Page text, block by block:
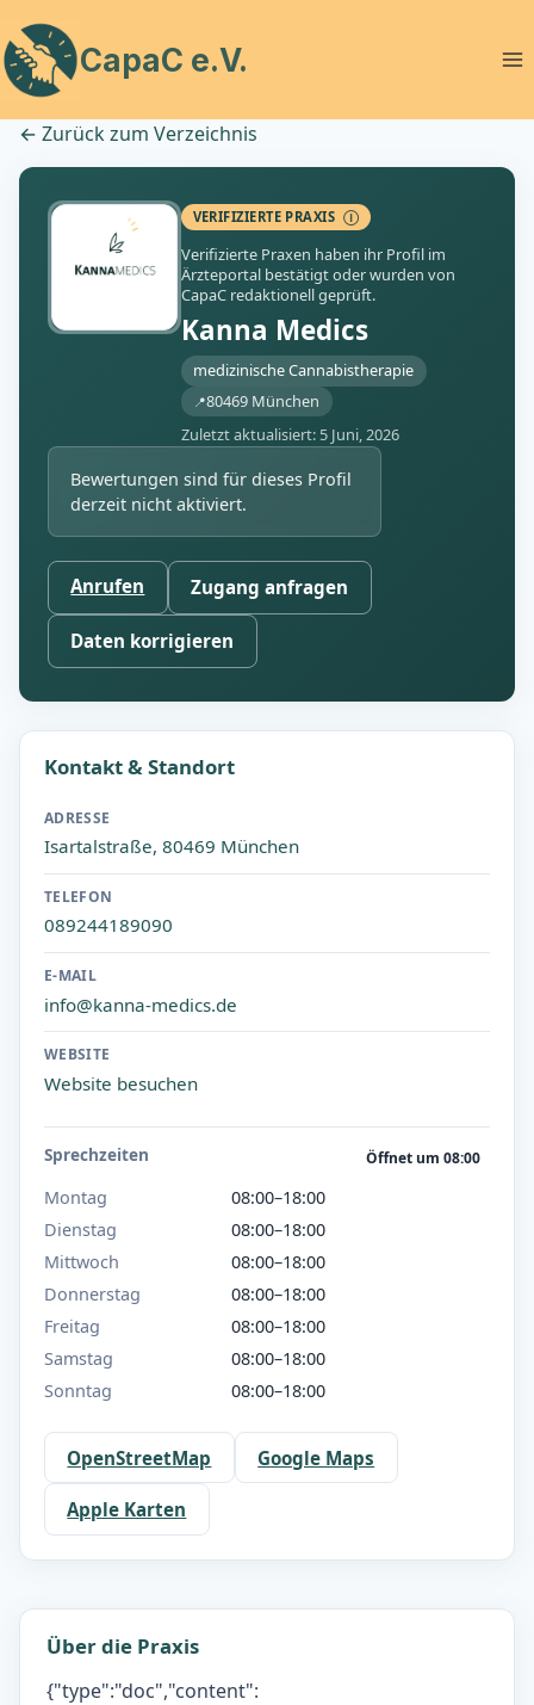
Inhalt
springen
CapaC e.V.
← Zurück zum Verzeichnis
VERIFIZIERTE PRAXIS Ⓘ
Verifizierte Praxen haben ihr Profil im
Ärzteportal bestätigt oder wurden von
CapaC redaktionell geprüft.
Kanna Medics
medizinische Cannabistherapie
80469 München
Zuletzt aktualisiert: 5 Juni, 2026
Bewertungen sind für dieses Profil
derzeit nicht aktiviert.
Anrufen Zugang anfragen
Daten korrigieren
Kontakt & Standort
ADRESSE
Isartalstraße, 80469 München
TELEFON
089244189090
E-MAIL
info@kanna-medics.de
WEBSITE
Website besuchen
Sprechzeiten Öffnet um 08:00
Montag
08:00–18:00
Dienstag
08:00–18:00
Mittwoch
08:00–18:00
Donnerstag
08:00–18:00
Freitag
08:00–18:00
Samstag
08:00–18:00
Sonntag
08:00–18:00
OpenStreetMap Google Maps
Apple Karten
Über die Praxis
{"type":"doc","content":